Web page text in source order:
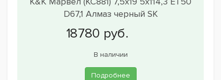
D67,1 Алмаз черный SK
В наличии
Подробнее